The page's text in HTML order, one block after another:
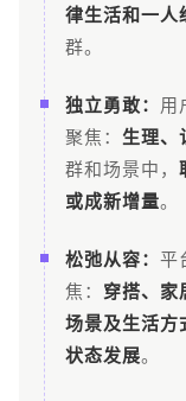
律生活和一人
群。
独立勇敢： 用
聚焦： 生理、
群和场景中，
或成新增量。
松弛从容： 平
焦： 穿搭、家
场景及生活方
状态发展。